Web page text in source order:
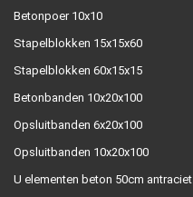
Betonpoer 10x10
Stapelblokken 15x15x60
Stapelblokken 60x15x15
Betonbanden 10x20x100
Opsluitbanden 6x20x100
Opsluitbanden 10x20x100
U elementen beton 50cm antraciet